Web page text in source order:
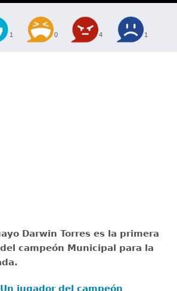
1 0 4 1
Darwin Torres es la primera
campeón Municipal para la
Un jugador del campeón